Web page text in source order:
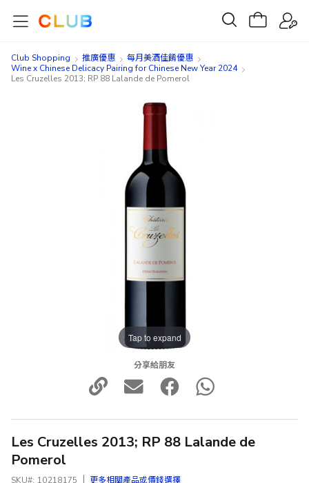
Club Shopping 推廣優惠
每月美酒佳餚優惠
Wine x Chinese Delicacy Pairing for Chinese New Year 2024
Les Cruzelles 2013; RP 88 Lalande de Pomerol
Tap to expand
分享給朋友
Les Cruzelles 2013; RP 88 Lalande de
Pomerol
SKU 10218175
更多相關產品或價錢選擇